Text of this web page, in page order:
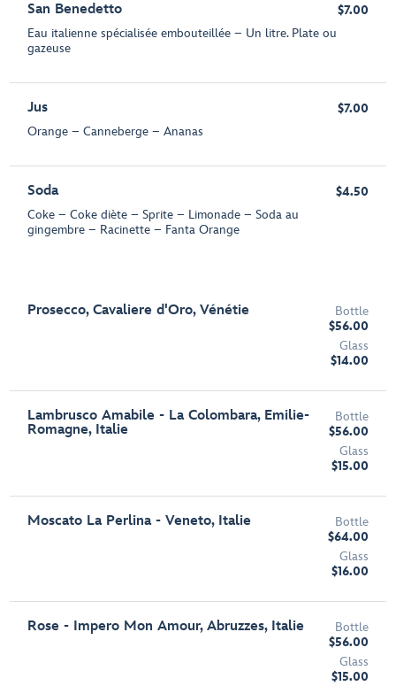
San Benedetto
Eau italienne spécialisée embouteillée – Un litre. Plate ou
gazeuse
$7.00
Jus
Orange – Canneberge – Ananas
$7.00
Soda
Coke – Coke diète – Sprite – Limonade – Soda au
gingembre – Racinette – Fanta Orange
$4.50
Prosecco, Cavaliere d'Oro, Vénétie
Bottle
$56.00
Glass
$14.00
Lambrusco Amabile - La Colombara, Emilie-
Romagne, Italie
Bottle
$56.00
Glass
$15.00
Moscato La Perlina - Veneto, Italie
Bottle
$64.00
Glass
$16.00
Rose - Impero Mon Amour, Abruzzes, Italie
Bottle
$56.00
Glass
$15.00